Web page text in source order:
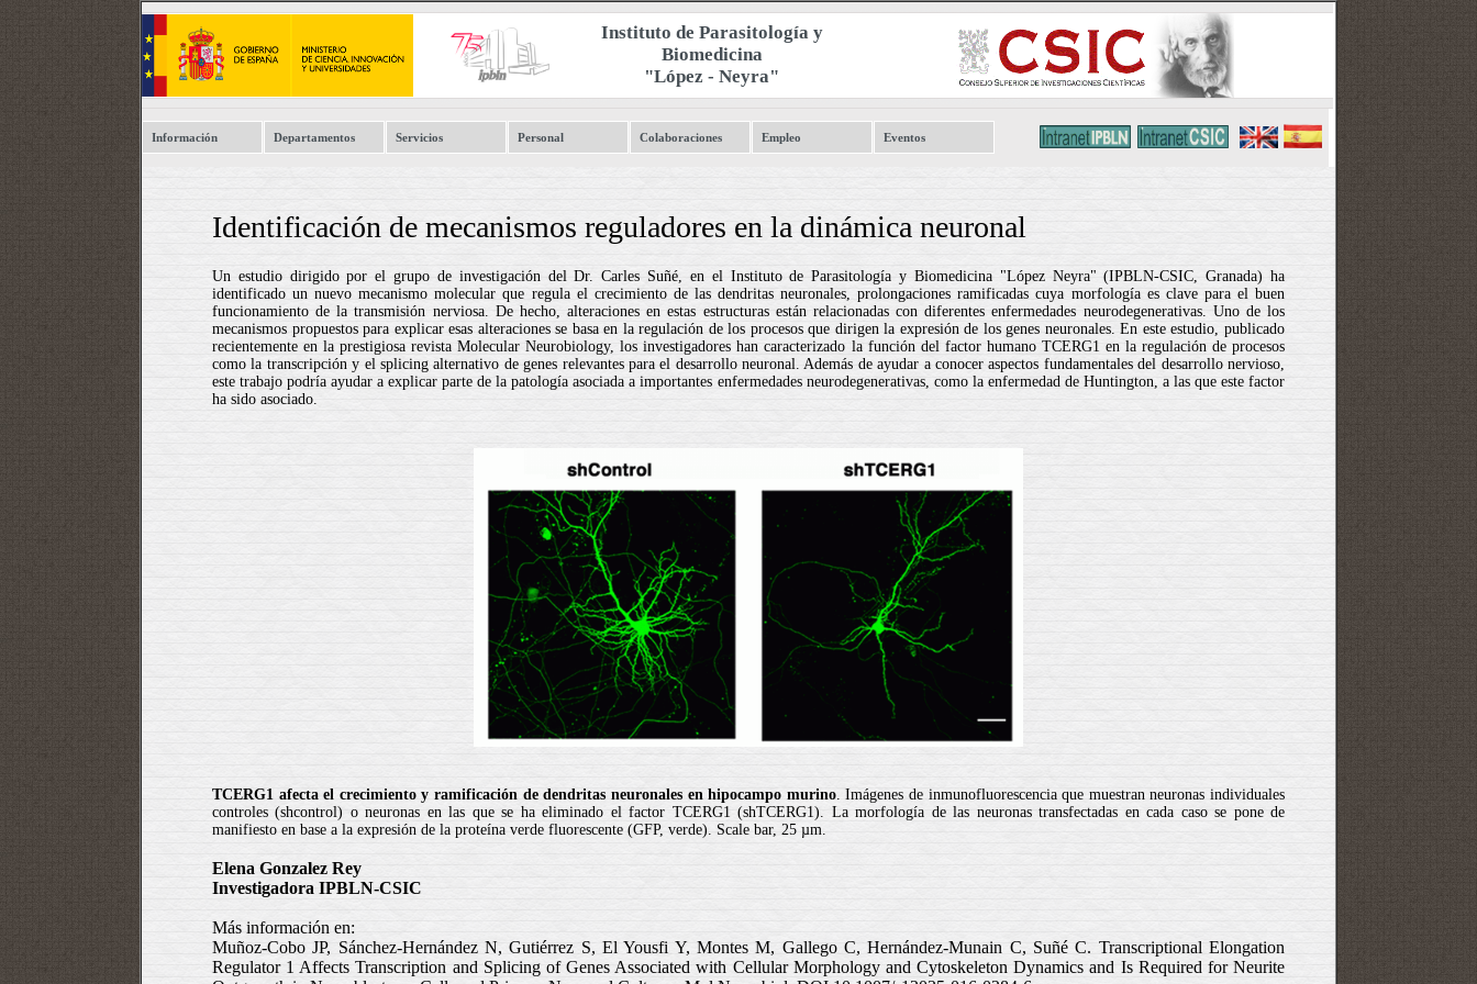
Instituto de Parasitología y
Biomedicina
"López - Neyra"
Información Departamentos Servicios Personal Colaboraciones Empleo Eventos
Identificación de mecanismos reguladores en la dinámica neuronal
Un estudio dirigido por el grupo de investigación del Dr. Carles Suñé, en el Instituto de Parasitología y Biomedicina "López Neyra" (IPBLN-CSIC, Granada) ha
identificado un nuevo mecanismo molecular que regula el crecimiento de las dendritas neuronales, prolongaciones ramificadas cuya morfología es clave para el buen
funcionamiento de la transmisión nerviosa. De hecho, alteraciones en estas estructuras están relacionadas con diferentes enfermedades neurodegenerativas. Uno de los
mecanismos propuestos para explicar esas alteraciones se basa en la regulación de los procesos que dirigen la expresión de los genes neuronales. En este estudio, publicado
recientemente en la prestigiosa revista Molecular Neurobiology, los investigadores han caracterizado la función del factor humano TCERG1 en la regulación de procesos
como la transcripción y el splicing alternativo de genes relevantes para el desarrollo neuronal. Además de ayudar a conocer aspectos fundamentales del desarrollo nervioso,
este trabajo podría ayudar a explicar parte de la patología asociada a importantes enfermedades neurodegenerativas, como la enfermedad de Huntington, a las que este factor
ha sido asociado.
TCERG1 afecta el crecimiento y ramificación de dendritas neuronales en hipocampo murino. Imágenes de inmunofluorescencia que muestran neuronas individuales
controles (shcontrol) o neuronas en las que se ha eliminado el factor TCERG1 (shTCERG1). La morfología de las neuronas transfectadas en cada caso se pone de
manifiesto en base a la expresión de la proteína verde fluorescente (GFP, verde). Scale bar, 25 µm.
Elena Gonzalez Rey
Investigadora IPBLN-CSIC
Más información en:
Muñoz-Cobo JP, Sánchez-Hernández N, Gutiérrez S, El Yousfi Y, Montes M, Gallego C, Hernández-Munain C, Suñé C. Transcriptional Elongation
Regulator 1 Affects Transcription and Splicing of Genes Associated with Cellular Morphology and Cytoskeleton Dynamics and Is Required for Neurite